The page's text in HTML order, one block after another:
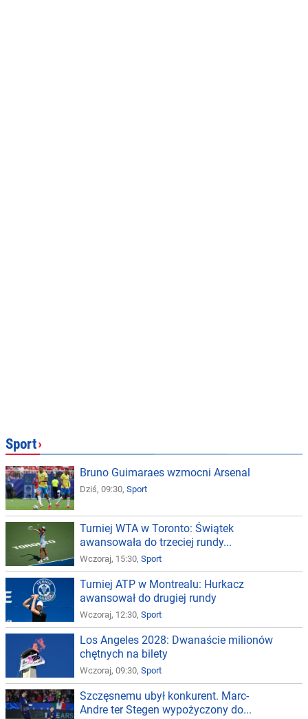
Sport›
Bruno Guimaraes wzmocni Arsenal
Dziś, 09:30, Sport
Turniej WTA w Toronto: Świątek
awansowała do trzeciej rundy...
Wczoraj, 15:30, Sport
Turniej ATP w Montrealu: Hurkacz
awansował do drugiej rundy
Wczoraj, 12:30, Sport
Los Angeles 2028: Dwanaście milionów
chętnych na bilety
Wczoraj, 09:30, Sport
Szczęsnemu ubył konkurent. Marc-
Andre ter Stegen wypożyczony do...